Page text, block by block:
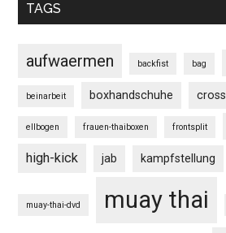
TAGS
aufwaermen backfist bag
beinarbeit boxhandschuhe cross
ellbogen frauen-thaiboxen frontsplit
high-kick jab kampfstellung
muay-thai-dvd muay thai